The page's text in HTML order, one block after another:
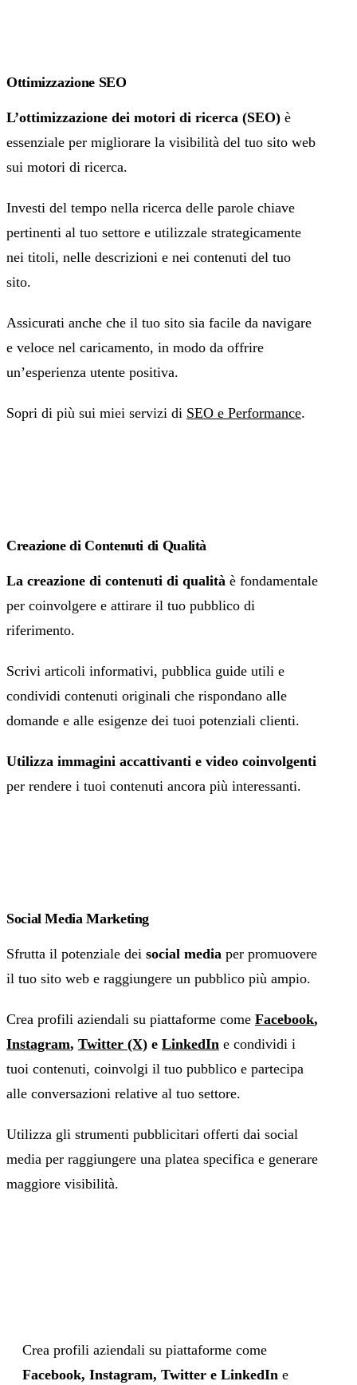
Ottimizzazione SEO
L’ottimizzazione dei motori di ricerca (SEO) è
essenziale per migliorare la visibilità del tuo sito web
sui motori di ricerca.
Investi del tempo nella ricerca delle parole chiave
pertinenti al tuo settore e utilizzale strategicamente
nei titoli, nelle descrizioni e nei contenuti del tuo
sito.
Assicurati anche che il tuo sito sia facile da navigare
e veloce nel caricamento, in modo da offrire
un’esperienza utente positiva.
Sopri di più sui miei servizi di SEO e Performance.
Creazione di Contenuti di Qualità
La creazione di contenuti di qualità è fondamentale
per coinvolgere e attirare il tuo pubblico di
riferimento.
Scrivi articoli informativi, pubblica guide utili e
condividi contenuti originali che rispondano alle
domande e alle esigenze dei tuoi potenziali clienti.
Utilizza immagini accattivanti e video coinvolgenti
per rendere i tuoi contenuti ancora più interessanti.
Social Media Marketing
Sfrutta il potenziale dei social media per promuovere
il tuo sito web e raggiungere un pubblico più ampio.
Crea profili aziendali su piattaforme come Facebook,
Instagram, Twitter (X) e LinkedIn e condividi i
tuoi contenuti, coinvolgi il tuo pubblico e partecipa
alle conversazioni relative al tuo settore.
Utilizza gli strumenti pubblicitari offerti dai social
media per raggiungere una platea specifica e generare
maggiore visibilità.
Crea profili aziendali su piattaforme come
Facebook, Instagram, Twitter e LinkedIn e